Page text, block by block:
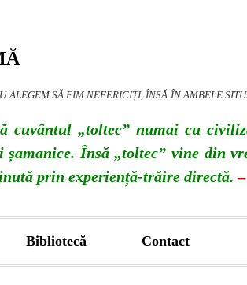
ALEGEM SĂ FIM NEFERICIȚI, ÎNSĂ ÎN AMBELE
cuvântul „toltec” numai cu
Însă „toltec” vine din
prin experiență-trăire directă.–
Bibliotecă Contact